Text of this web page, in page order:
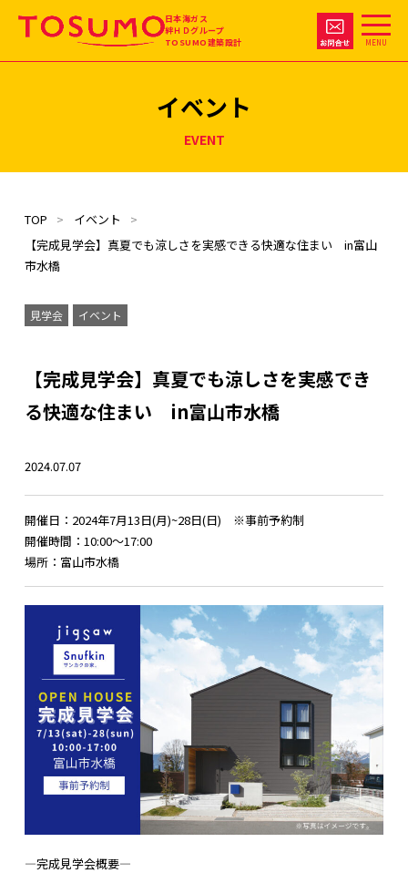
日本海ガス
絆ＨＤグループ
TOSUMO建築設計
イベント
EVENT
TOP
イベント
【完成見学会】真夏でも涼しさを実感できる快適な住まい in富山
市水橋
見学会 イベント
【完成見学会】真夏でも涼しさを実感でき
る快適な住まい in富山市水橋
2024.07.07
開催日：2024年7月13日(月)~28日(日) ※事前予約制
開催時間：10:00～17:00
場所：富山市水橋
―完成見学会概要―
MENU